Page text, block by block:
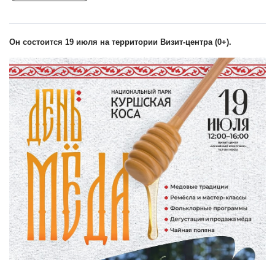
Он состоится 19 июля на территории Визит-центра (0+).